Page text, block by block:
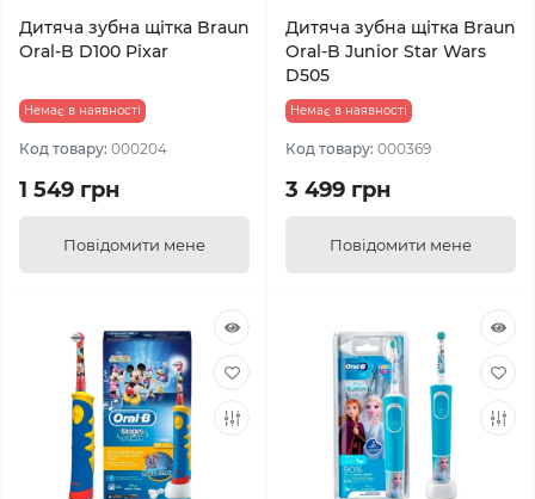
Дитяча зубна щітка Braun
Oral-B D100 Pixar
Немає в наявності
Код товару: 000204
1 549 грн
Повідомити мене
Дитяча зубна щітка Braun
Oral-B Junior Star Wars
D505
Немає в наявності
Код товару: 000369
3 499 грн
Повідомити мене